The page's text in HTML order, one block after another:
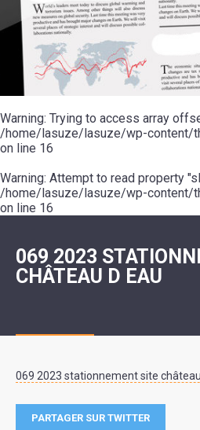
20ÈME
SIÈCLE
RÉUNIONS
DU
CONSEIL
MUNICIPAL
ARRÊTÉS
DÉCISIONS
MAIRE
MOT
DE
LA
MINORITÉ
LES
ÉCOLES
COLLÈGE
ESPACE
JEUNES
11
18
:
ASSOCIATION
COULÉE
DOUCE
ENVIRONNEMENT
L'EAU
L'ASSAINISSEMENT
RÉSIDENCE
AUTONOMIE
LE
CCAS
LA
POLICE
SÉCURITÉ
/
RISQUES
MAJEURS
MUSIQUE
L'ÉCOLE
COMMUNAUTAIRE
DANSE
PISCINE
ASSOCIATIONS
VOIE
VERTE
VISITES
DÉCOUVERTES
LES
RANDONNÉES
LE
POUR
CAMPING-
CARS
TENTES
CARAVANES
LA
HALTE
FLUVIALE
LA
SUZE
Warning: Trying to access array
/home/lasuze/lasuze/wp-content/
on line 16
Warning: Attempt to read property
/home/lasuze/lasuze/wp-content/
on line 16
069 2023
CHÂTEAU D EAU
069 2023 stationnement site
PARTAGER SUR TWITTER